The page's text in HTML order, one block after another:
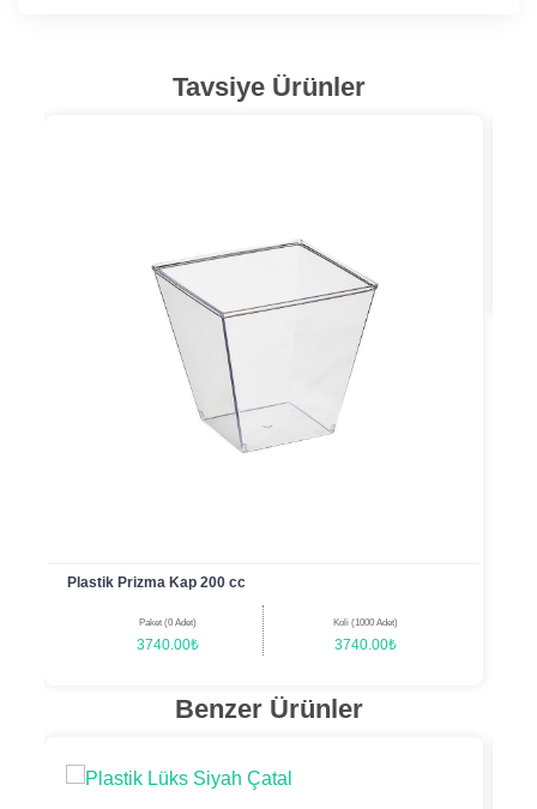
Tavsiye Ürünler
Plastik Prizma Kap 200 cc
Paket (0 Adet)
3740.00₺
Koli (1000 Adet)
3740.00₺
Benzer Ürünler